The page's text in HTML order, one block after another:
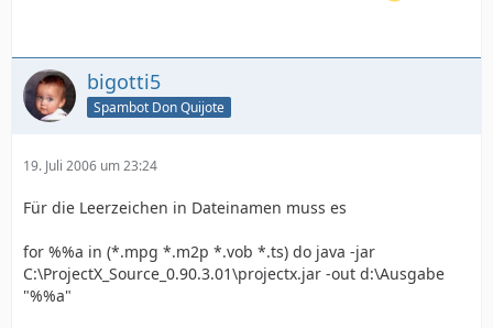
bigotti5
Spambot Don Quijote
19. Juli 2006 um 23:24
Für die Leerzeichen in Dateinamen muss es
for %%a in (*.mpg *.m2p *.vob *.ts) do java -jar
C:\ProjectX_Source_0.90.3.01\projectx.jar -out d:\Ausgabe
"%%a"